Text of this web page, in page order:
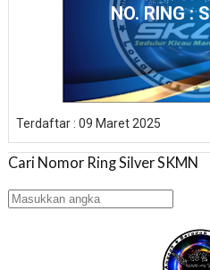
NO. RING :
Terdaftar : 09 Maret 2025
Cari Nomor Ring Silver SKMN